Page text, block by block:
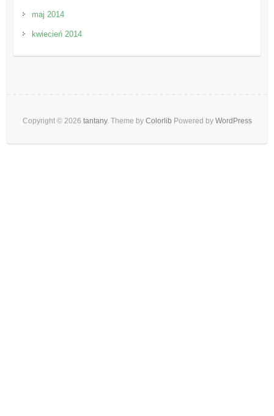
maj 2014
kwiecień 2014
Copyright © 2026 tantany. Theme by Colorlib Powered by WordPress